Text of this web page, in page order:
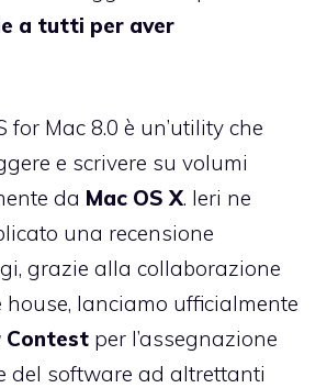
a tutti per aver
for Mac 8.0 è un’utility che
e scrivere su volumi
da Mac OS X. Ieri ne
una recensione
grazie alla collaborazione
lanciamo ufficialmente
Contest per l’assegnazione
del software ad altrettanti